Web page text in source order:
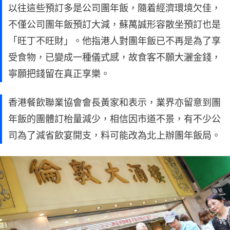
以往這些預訂多是公司團年飯，隨着經濟環境欠佳，
不僅公司團年飯預訂大減，蘇萬誠形容散坐預訂也是
「旺丁不旺財」。他指港人對團年飯已不再是為了享
受食物，已變成一種儀式感，故食客不願大灑金錢，
寧願把錢留在真正享樂。
香港餐飲聯業協會會長黃家和表示，業界亦留意到團
年飯的團體訂枱量減少，相信因市道不景，有不少公
司為了減省飲宴開支，料可能改為北上辦團年飯局。